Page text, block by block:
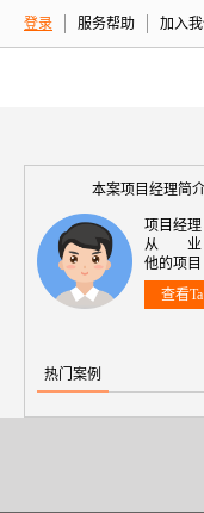
登录 服务帮助 加入我
本案项目经理简
项目经
从 业
他的项目
查看
热门案例